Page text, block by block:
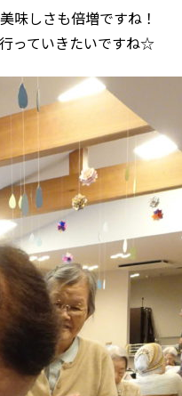
味しさも倍増ですね！
っていきたいですね☆